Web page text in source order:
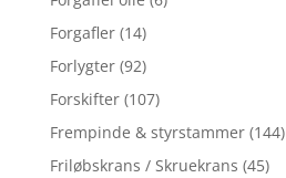
Forgafler (14)
Forlygter (92)
Forskifter (107)
Frempinde & styrstammer (144)
Friløbskrans / Skruekrans (45)